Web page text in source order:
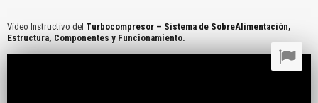
Vídeo Instructivo del Turbocompresor – Sistema de SobreAlimentación,
Estructura, Componentes y Funcionamiento.